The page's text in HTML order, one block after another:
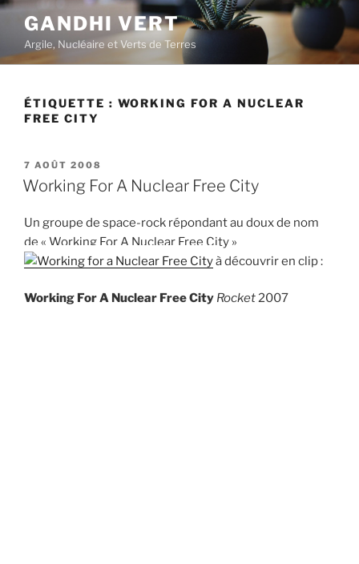
Aller
contenu
principal
GANDHI VERT
Argile, Nucléaire et Verts de Terres
ÉTIQUETTE : WORKING FOR A NUCLEAR
FREE CITY
PUBLIÉ
LE
7 AOÛT 2008
Working For A Nuclear Free City
Un groupe de space-rock répondant au doux de nom
de « Working For A Nuclear Free City »
à découvrir en clip :
Working For A Nuclear Free City Rocket2007